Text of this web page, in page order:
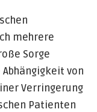
mehrere
Sorge
von
Verringerung
Patienten